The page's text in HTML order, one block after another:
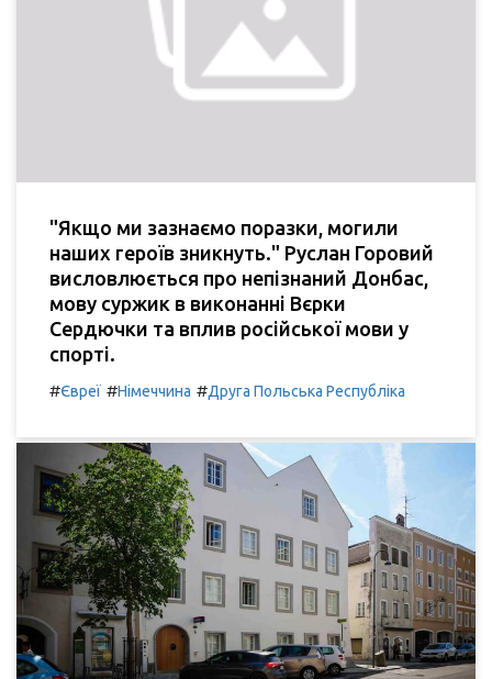
"Якщо ми зазнаємо поразки, могили
наших героїв зникнуть." Руслан Горовий
висловлюється про непізнаний Донбас,
мову суржик в виконанні Вєрки
Сердючки та вплив російської мови у
спорті.
#Євреї #Німеччина #Друга Польська Республіка